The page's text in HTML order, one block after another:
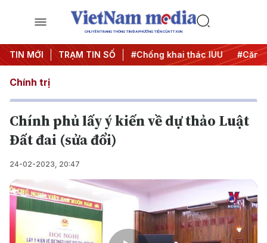
CHUYÊN TRANG THÔNG TIN ĐA PHƯƠNG TIỆN CỦA TTXVN
TIN MỚI TRẠM TIN SỐ
#Chiến dịch 500 ngày đêm #Chống khai thác IUU #Căng
Chính trị
Chính phủ lấy ý kiến về dự thảo Luật
Đất đai (sửa đổi)
24-02-2023, 20:47